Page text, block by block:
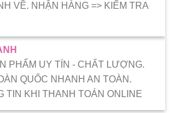
VỀ. NHẬN HÀNG => KIẾM TRA
PHẨM UY TÍN - CHẤT LƯỢNG.
QUỐC NHANH AN TOÀN.
TIN KHI THANH TOÁN ONLINE